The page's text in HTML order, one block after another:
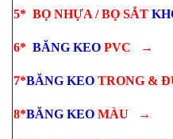
5* BỌ NHỰA / BỌ SẮT
6* BĂNG KEO PVC →
7*BĂNG KEO TRONG &
8*BĂNG KEO MÀU →